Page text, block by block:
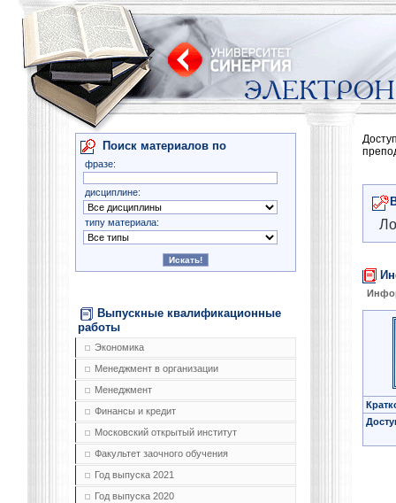
Поиск материалов по
фразе:
дисциплине:
типу материала:
Выпускные квалификационные
работы
Экономика
Менеджмент в организации
Менеджмент
Финансы и кредит
Московский открытый институт
Факультет заочного обучения
Год выпуска 2021
Год выпуска 2020